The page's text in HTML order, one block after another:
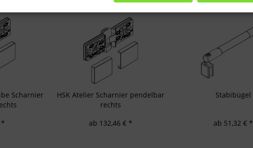
Scharnier
*
HSK Atelier Scharnier pendelbar
rechts
ab 132,46 € *
Stabibügel
ab 51,32 € *
Daten zur Auswahl von Werbeanzeigen
für personalisierte Werbung
Profilen zur Auswahl personalisierter Werbung
zur Personalisierung von Inhalten
Profilen zur Auswahl personalisierter Inhalte
von Inhalten
durch Statistiken oder Kombinationen von Daten aus verschiedenen Quellen
Verbesserung der Angebote
Daten zur Auswahl von Inhalten
zur Identifikation aktiv abfragen